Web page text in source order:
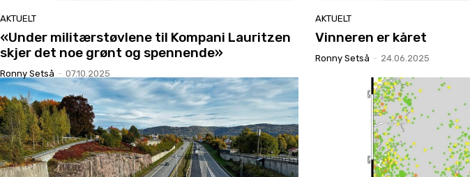
AKTUELT
«Under militærstøvlene til Kompani Lauritzen
skjer det noe grønt og spennende»
Ronny Setså - 07.10.2025
AKTUELT
Vinneren er kåret
Ronny Setså - 24.06.2025